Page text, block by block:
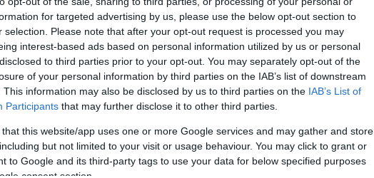
for targeted advertising by us, please use the below opt-out section to
selection. Please note that after your opt-out request is processed you may
interest-based ads based on personal information utilized by us or personal
to third parties prior to your opt-out. You may separately opt-out of the
of your personal information by third parties on the IAB’s list of downstream
This information may also be disclosed by us to third parties on the IAB’s List of
Participants that may further disclose it to other third parties.
that this website/app uses one or more Google services and may gather and store
but not limited to your visit or usage behaviour. You may click to grant or
to Google and its third-party tags to use your data for below specified purposes
consent section.
με την εφημερίδα - ως εξής:
έχουν πυρετό!